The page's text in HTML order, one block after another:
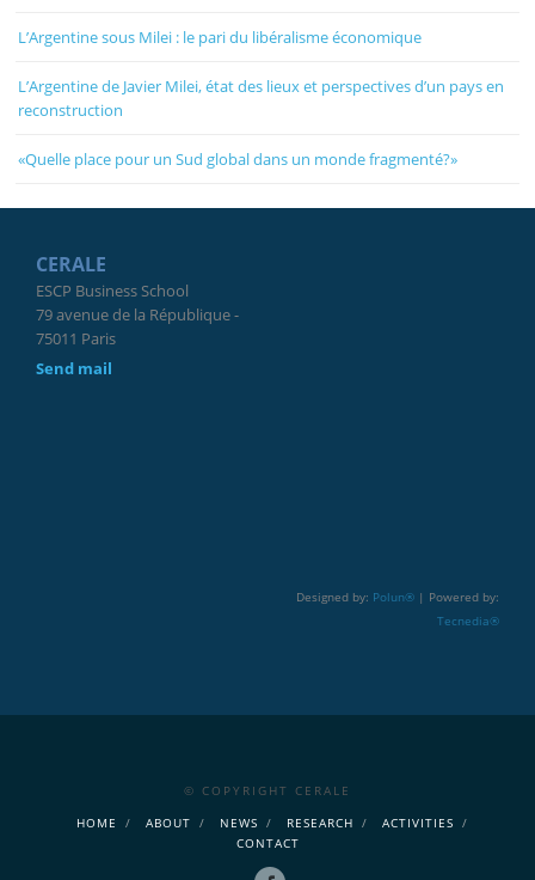
L’Argentine sous Milei : le pari du libéralisme économique
L’Argentine de Javier Milei, état des lieux et perspectives d’un pays en
reconstruction
«Quelle place pour un Sud global dans un monde fragmenté?»
CERALE
ESCP Business School
79 avenue de la République -
75011 Paris
Send mail
Designed by: Polun®| Powered by:
Tecnedia®
© COPYRIGHT CERALE
HOME
ABOUT NEWS RESEARCH
ACTIVITIES
CONTACT